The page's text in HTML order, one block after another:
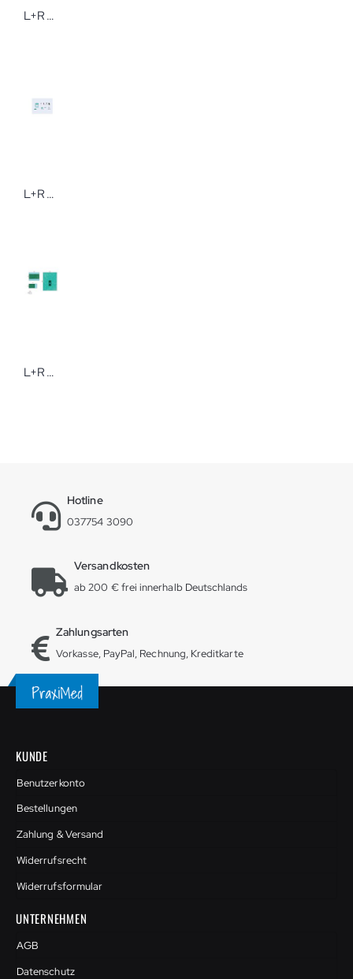
L+R Raucodrape Beinschützer OP-Abdeckung 50 x 110 cm steril 26 Paar
L+R Raucodrape Klettverschluss 2,5 x 20/24 cm 100 Stück Fixierung
L+R Raucodrape PRO Extremitäten-Set Hand/Fuß steril 17 Sets OP-Abdecksysteme
Hotline
037754 3090
Versandkosten
ab 200 € frei innerhalb Deutschlands
Zahlungsarten
Vorkasse, PayPal, Rechnung, Kreditkarte
KUNDE
Benutzerkonto
Bestellungen
Zahlung & Versand
Widerrufsrecht
Widerrufsformular
UNTERNEHMEN
AGB
Datenschutz